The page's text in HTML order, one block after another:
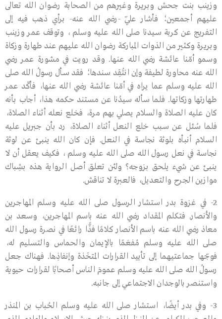
وزينب بنت جحش وبريرة وغيرهم من الصحابة رضوان الله تعالى
عليهم أجمعين؛ فأشار عليّ -رضي الله عنه- برأي ذهب فيه إلى
التفريج عن كربة سـيدنا صلى الله عليه وسلم ، وتوقف عمر وزينب
وبريـرة وكثير من الذوات المباركة رضوان الله عليهم عند طهارة وزكاة
وسمو أمّنا عائشة رضي الله عنها. وقـد رويت في مشورة عمر رضي
الله عنه محاورة لطيفة وإن انتُقِد سندها؛ فقد سـأل رسولُ الله صلى
الله عليه وسلم عما يراه في أمّنا عائشة رضي الله عنها، فأكّد عمر
طهارتها وزكاتها. فلما سأله سيدُنا عن مستند حكمه هذا، أجاب بأنه
كان عليه الصلاة والسلام يصلي بهم مرة، فخلع نعله أثناء الصلاة،
فلما سُئل عن سـبب خلع النعل أثناء الصلاة، رد بأن جبريل عليه
السلام أنبأه بلوثة نجاسة في النعل. فإن كان الله ينبئ عن لوثة
نجاسة في نعل رسـول الله صلى الله عليه وسلم ، فكيف يعقل أن لا
ينبئ عن شيء يلحق بزوجه؟ ولئن تعلق أصل الرواية هذه بشِباك
موازين الجرح والتعديل، فالعبرة لا تناقش.
2- في غزوة بدر استشار الرسـول صلى الله عليه وسلم المهاجرين
والأنصار. فتكلم المقداد رضي الله عنه باسم المهاجرين، وسعد بن
معاذ رضي الله عنه باسم الأنصار كلامًا فذًّا رائعًا في نصرة رسـول الله
صلى الله عليه وسلم مُفعَمًا بالإيمان والحماس والتسليم له،
فوجّها جماعتيهما إلى تأييد القرارات المتخَذة وإنفاذِها. فهناك جعل
رسـولُ الله صلى الله عليه وسلم عمومَ النـاس أصحابًا لقرارات حيوية
واستنصر بالوجدان الاجتماعي إلى جانبه.
3- وفي بدر أيضًا، استشار صلى الله عليه وسلم الحُباب بن المنذر